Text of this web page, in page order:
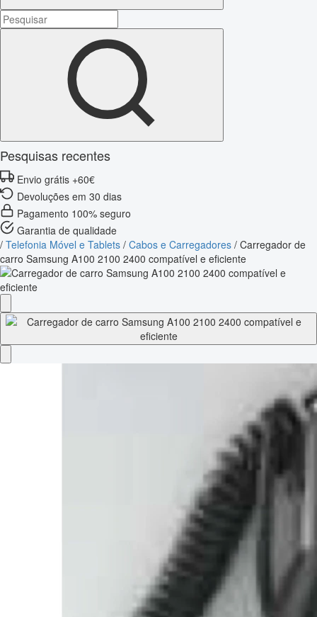
Pesquisas recentes
Envio grátis +60€
Devoluções em 30 dias
Pagamento 100% seguro
Garantia de qualidade
/ Telefonia Móvel e Tablets / Cabos e Carregadores / Carregador de
carro Samsung A100 2100 2400 compatível e eficiente